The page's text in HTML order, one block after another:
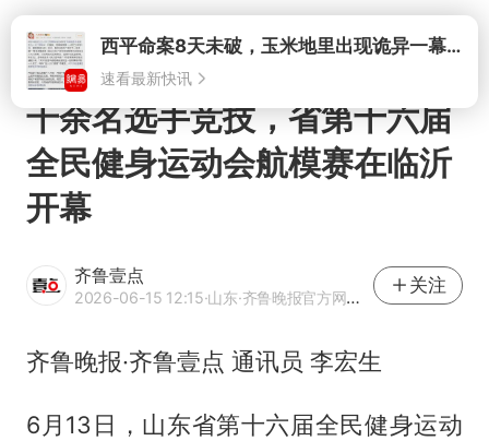
打开西平命案8天未破，玉米地里出现诡异一幕，我突然想起了欧金中
速看最新快讯
千余名选手竞技，省第十六届
全民健身运动会航模赛在临沂
开幕
齐鲁壹点
2026-06-15 12:15·山东·齐鲁晚报官方网易号
关注
齐鲁晚报·齐鲁壹点 通讯员 李宏生
6月13日，山东省第十六届全民健身运动